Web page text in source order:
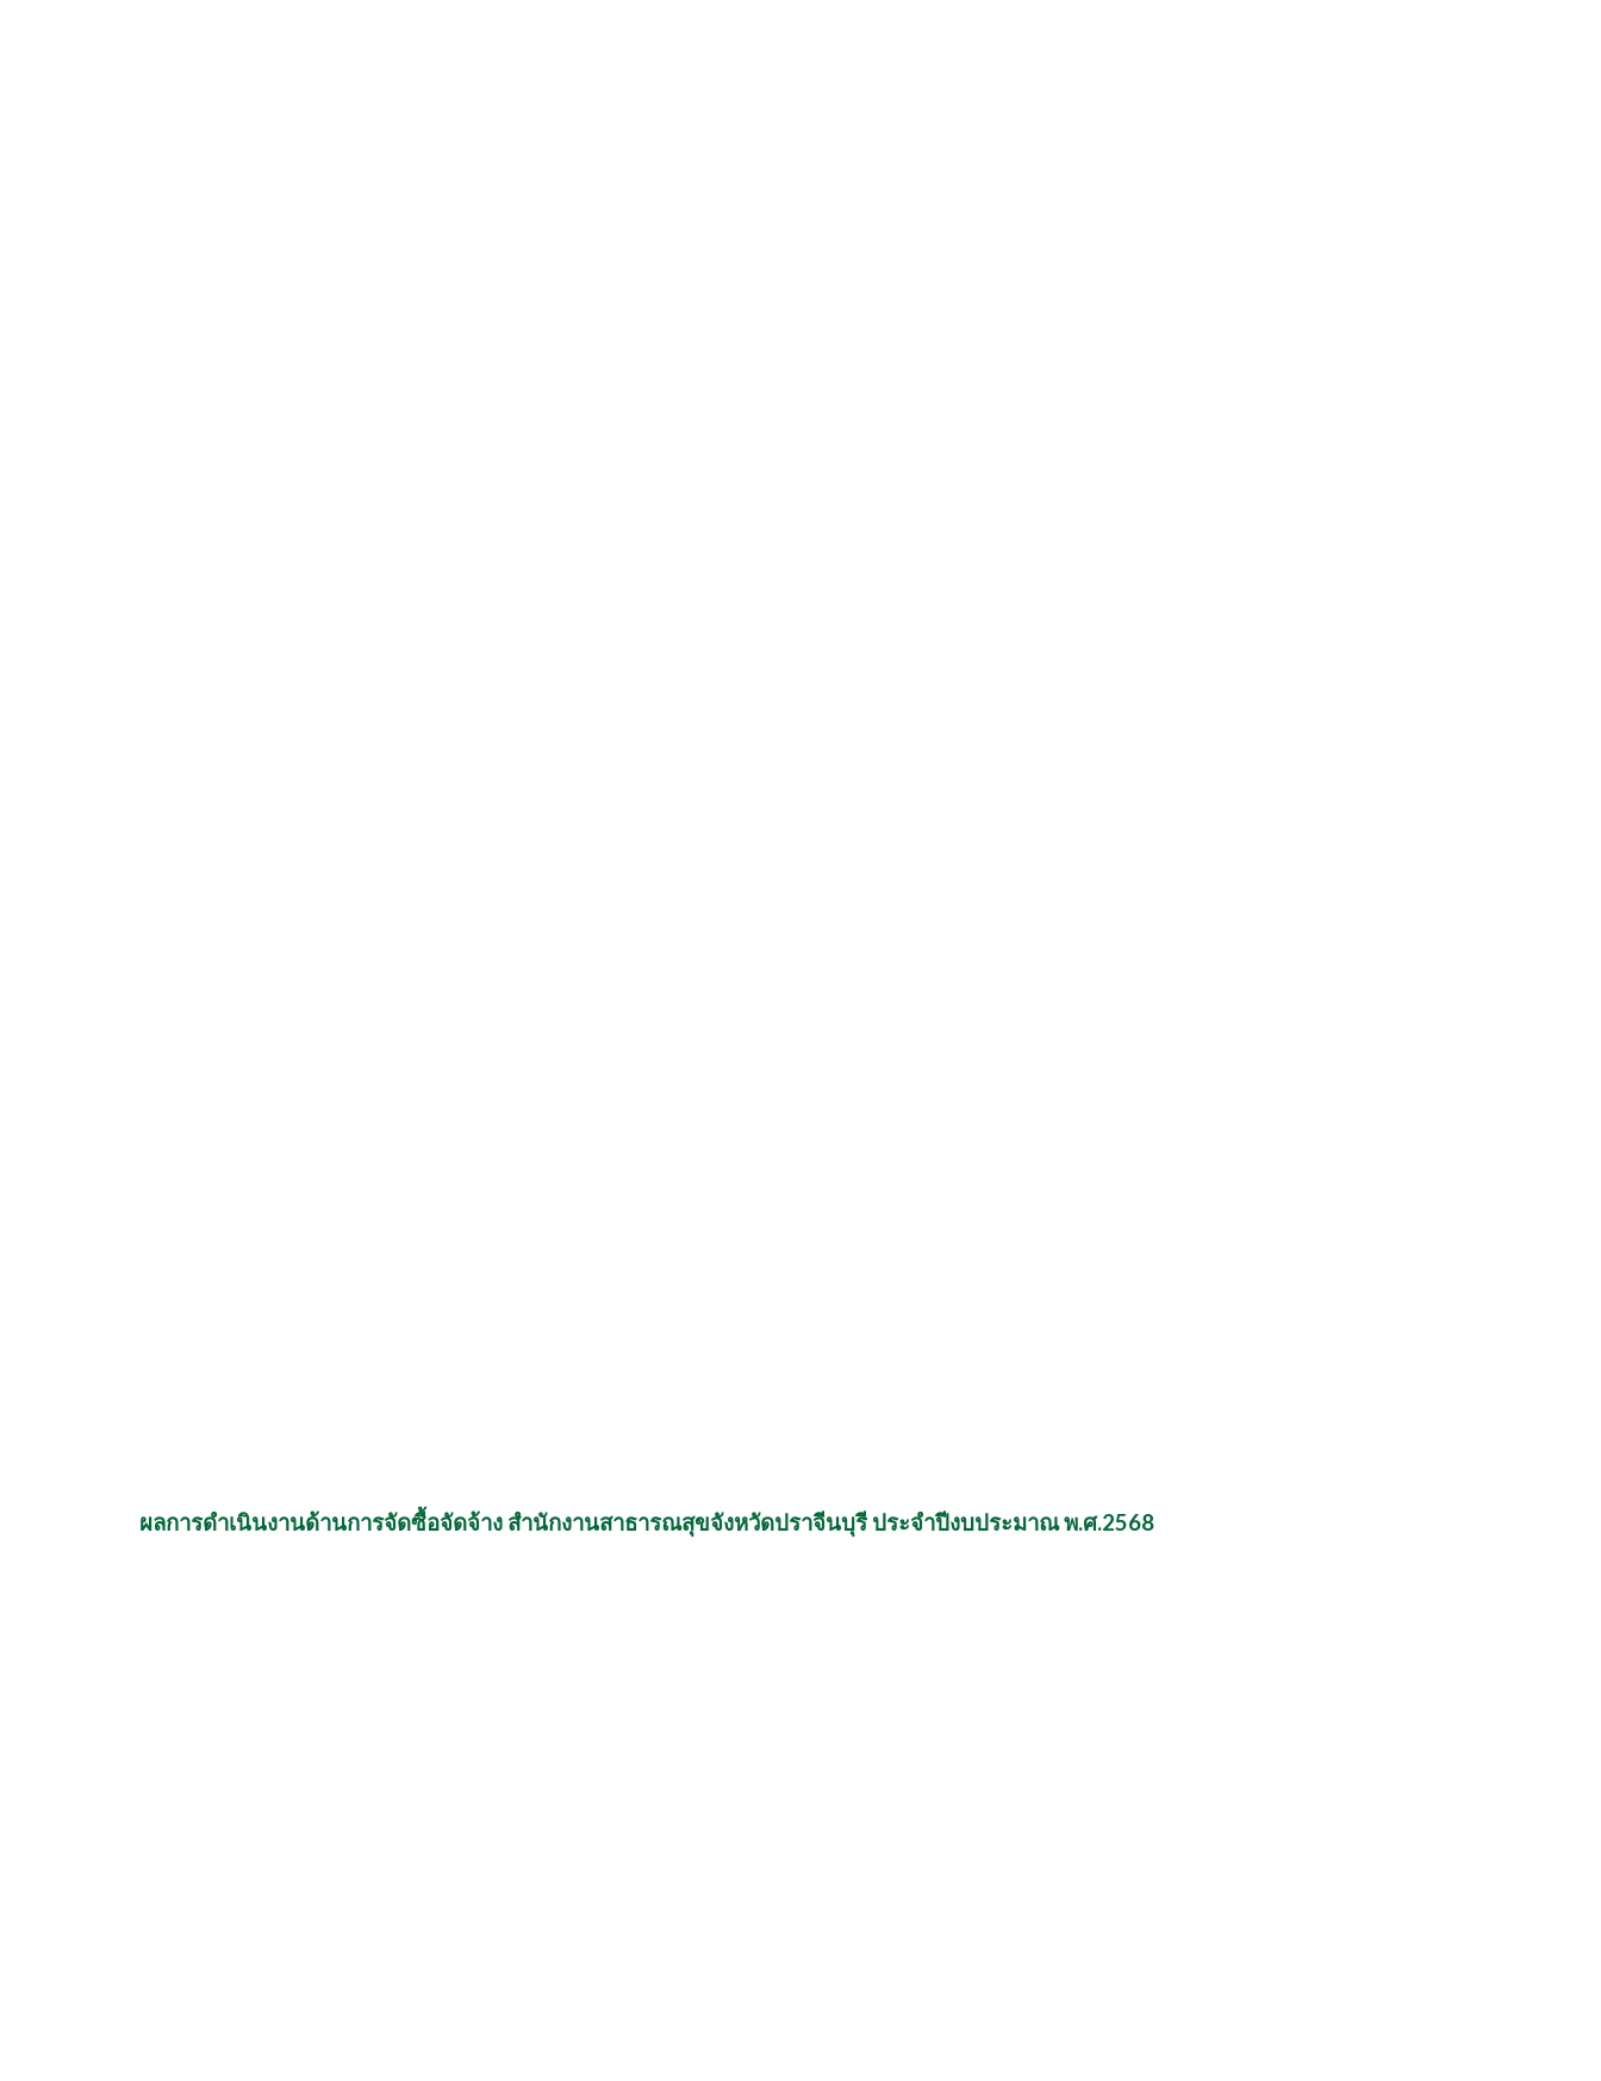
ผลการดำเนินงานด้านการจัดซื้อจัดจ้าง สำนักงานสาธารณสุขจังหวัดปราจีนบุรี ประจำปีงบประมาณ พ.ศ.2568